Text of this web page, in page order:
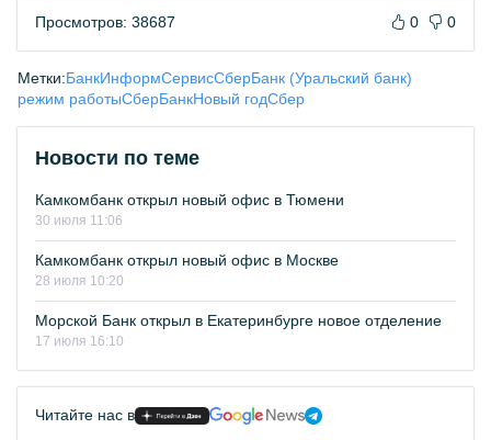
Просмотров: 38687 0 0
Метки:БанкИнформСервисСберБанк (Уральский банк)
режим работыСберБанкНовый годСбер
Новости по теме
Камкомбанк открыл новый офис в Тюмени
30 июля 11:06
Камкомбанк открыл новый офис в Москве
28 июля 10:20
Морской Банк открыл в Екатеринбурге новое отделение
17 июля 16:10
Читайте нас в